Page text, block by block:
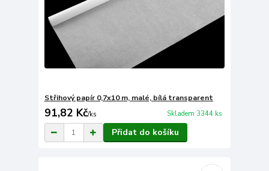
Střihový papír 0,7x10 m, malé, bílá transparent
91,82 Kč/ks Skladem 3344 ks
Přidat do košíku